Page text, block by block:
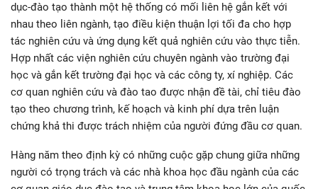
dục-đào tạo thành một hệ thống có mối liên hệ gắn kết với
nhau theo liên ngành, tạo điều kiện thuận lợi tối đa cho hợp
tác nghiên cứu và ứng dụng kết quả nghiên cứu vào thực tiễn.
Hợp nhất các viện nghiên cứu chuyên ngành vào trường đại
học và gắn kết trường đại học và các công ty, xí nghiệp. Các
cơ quan nghiên cứu và đào tao được nhận đề tài, chỉ tiêu đào
tạo theo chương trình, kế hoạch và kinh phí dựa trên luận
chứng khả thi được trách nhiệm của người đứng đầu cơ quan.
Hàng năm theo định kỳ có những cuộc gặp chung giữa những
người có trọng trách và các nhà khoa học đầu ngành của các